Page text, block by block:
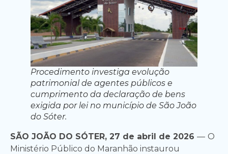
Procedimento investiga evolução
patrimonial de agentes públicos e
cumprimento da declaração de bens
exigida por lei no município de São João
do Sóter.
SÃO JOÃO DO SÓTER, 27 de abril de 2026 — O
Ministério Público do Maranhão instaurou